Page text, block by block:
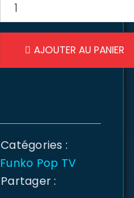
AJOUTER AU PANIER
Catégories :
Funko Pop TV
Partager :